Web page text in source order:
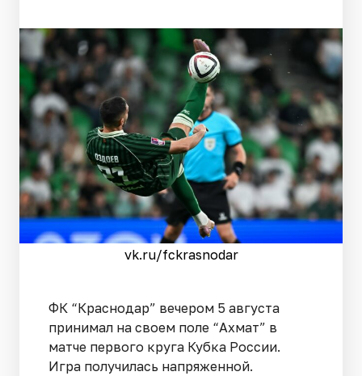
vk.ru/fckrasnodar
ФК “Краснодар” вечером 5 августа
принимал на своем поле “Ахмат” в
матче первого круга Кубка России.
Игра получилась напряженной.